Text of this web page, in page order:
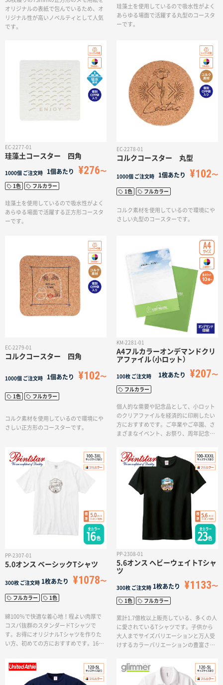
オリジナルの表紙で包んでいるため、オ
リジナル性が高いノベルティとして人気
です。
珪藻土を使用しているので吸水性がよく
あらゆる場面で活躍する丸型のコースタ
ーです。
EC-2277-01
珪藻土コースター 四角
1000個 ご注文時 1個あたり ¥276
1色 フルカラー
珪藻土を使用しているので吸水性がよく
あらゆる場面で活躍する正方形コースタ
ーです。
EC-2278-01
コルクコースター 丸型
1000個 ご注文時 1個あたり ¥102
1色 フルカラー
コルク素材を使用しているので環境にや
さしい丸型のコースターです。
EC-2279-01
コルクコースター 四角
1000個 ご注文時 1個あたり ¥102
1色 フルカラー
コルク素材を使用しているので環境にや
さしい正方形のコースターです。
KM-2281-01
A4フルカラーオンデマンドクリ
アファイル（小ロット）
100枚 ご注文時 1枚あたり ¥207
フルカラー
個人的な需要や記念品として、小ロット
のクリアファイルを経済的に印刷したい
方におすすめです。ご卒業やご卒園、さ
まざまなイベント、お祭り、周年記念な
PP-2307-01
5.0オンス ベーシックTシャツ
300枚 ご注文時 1枚あたり ¥1078
フルカラー 1色
綿100％で快適な着心地！程よい肉厚で
コスパ抜群のスタンダードTシャツで
す。お得にオリジナルTシャツを作りた
い方、初めての方におすすめです。16色
PP-2308-01
5.6オンス ヘビーウェイトTシャ
ツ
300枚 ご注文時 1枚あたり ¥1133
1色 フルカラー
累計1.7億枚以上販売している、多くの人
に愛されているTシャツです。子供から
大人までサイズバリエーションと万人受
けするカラーバリエーションの豊富さが